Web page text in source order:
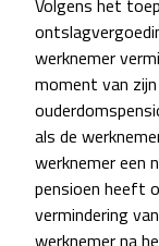
Volgens het
werknemer
moment van
als de
werknemer een
pensioen heeft
vermindering